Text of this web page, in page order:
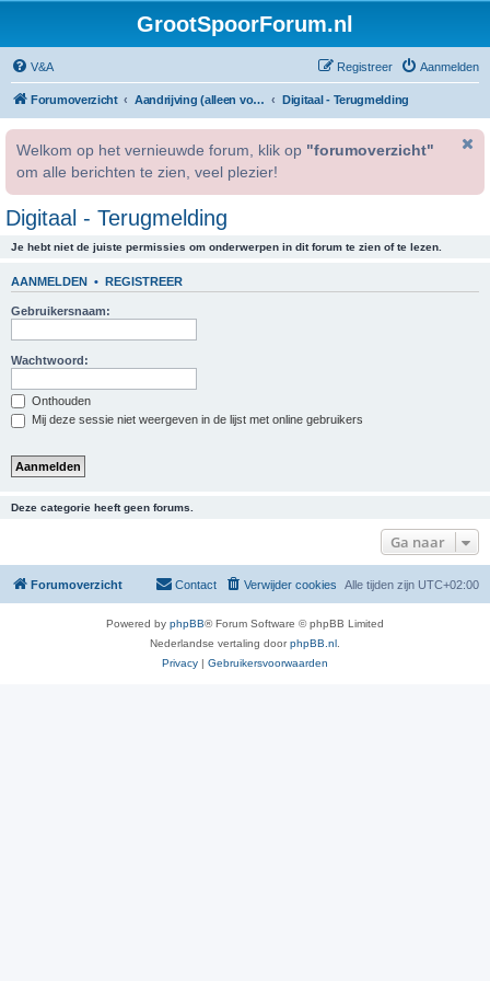
GrootSpoorForum.nl
V&A Aanmelden
Registreer
Forumoverzicht Aandrijving (alleen voor geregistreerde gebruikers). Digitaal - Terugmelding
Welkom op het vernieuwde forum, klik op "forumoverzicht"
om alle berichten te zien, veel plezier!
Digitaal - Terugmelding
Je hebt niet de juiste permissies om onderwerpen in dit forum te zien of te lezen.
AANMELDEN • REGISTREER
Gebruikersnaam:
Wachtwoord:
Onthouden
Mij deze sessie niet weergeven in de lijst met online gebruikers
Deze categorie heeft geen forums.
Ga naar
Forumoverzicht Alle tijden zijn UTC+02:00
Verwijder cookies
Contact
Powered by phpBB® Forum Software © phpBB Limited
Nederlandse vertaling doorphpBB.nl
Privacy | Gebruikersvoorwaarden